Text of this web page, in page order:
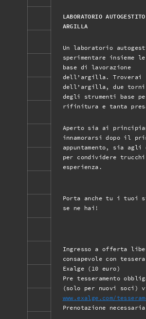
LABORATORIO
ARGILLA
Un laboratorio
sperimentare insieme
base di lavorazione
dell’argilla. Troverai
dell’argilla, due
degli strumenti base
rifinitura e tanta
Aperto sia ai
innamorarsi dopo il
appuntamento, sia agli
per condividere trucchi
esperienza.
Porta anche tu i tuoi
se ne hai!
Ingresso a offerta
consapevole con
Exalge (10 euro)
Pre tesseramento
(solo per nuovi soci)
www.exalge.com/
Prenotazione necessaria